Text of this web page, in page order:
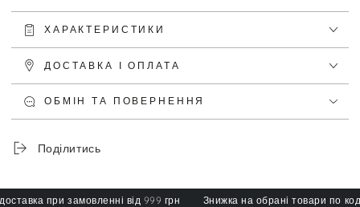
ХАРАКТЕРИСТИКИ
ДОСТАВКА І ОПЛАТА
ОБМІН ТА ПОВЕРНЕННЯ
Поділитись
при замовленні від 999 грн Знижка на обрані товари по коду: